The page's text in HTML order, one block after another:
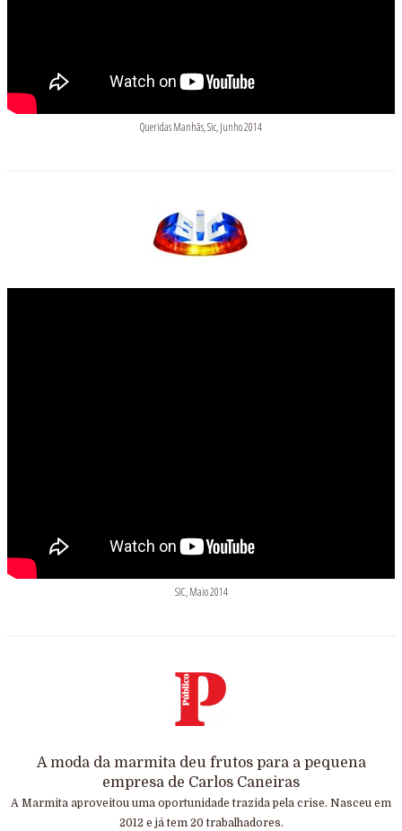
Queridas Manhãs, Sic, Junho 2014
SIC, Maio 2014
A moda da marmita deu frutos para a pequena
empresa de Carlos Caneiras
A Marmita aproveitou uma oportunidade trazida pela crise. Nasceu em
2012 e já tem 20 trabalhadores.